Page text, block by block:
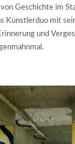
Geschichte im
Künstlerduo mit
und